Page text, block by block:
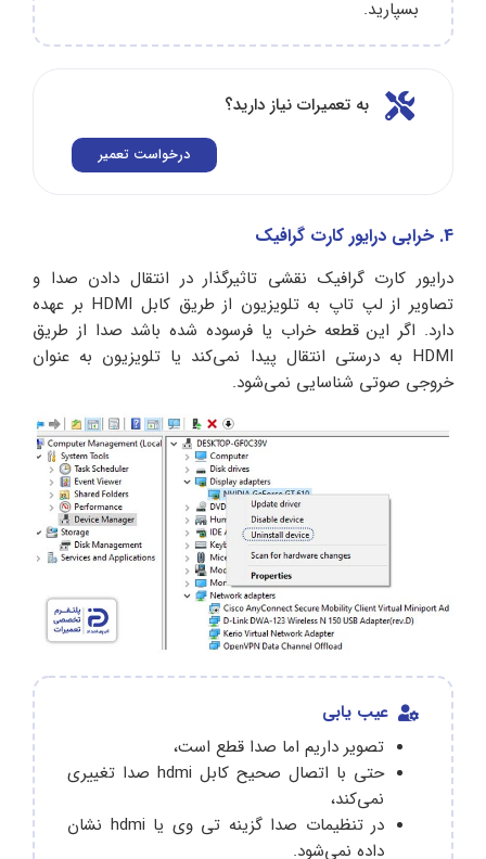
بسپارید.
به تعمیرات نیاز دارید؟
درخواست تعمیر
4. خرابی درایور کارت گرافیک
درایور کارت گرافیک نقشی تاثیرگذار در انتقال دادن صدا و
تصاویر از لپ‌ تاپ به تلویزیون از طریق کابل HDMI بر عهده
دارد. اگر این قطعه خراب یا فرسوده شده باشد صدا از طریق
HDMI به درستی انتقال پیدا نمی‌کند یا تلویزیون به عنوان
خروجی صوتی شناسایی نمی‌شود.
عیب یابی
تصویر داریم اما صدا قطع است،
حتی با اتصال صحیح کابل hdmi صدا تغییری
نمی‌کند،
در تنظیمات صدا گزینه تی وی یا hdmi نشان
داده نمی‌شود.